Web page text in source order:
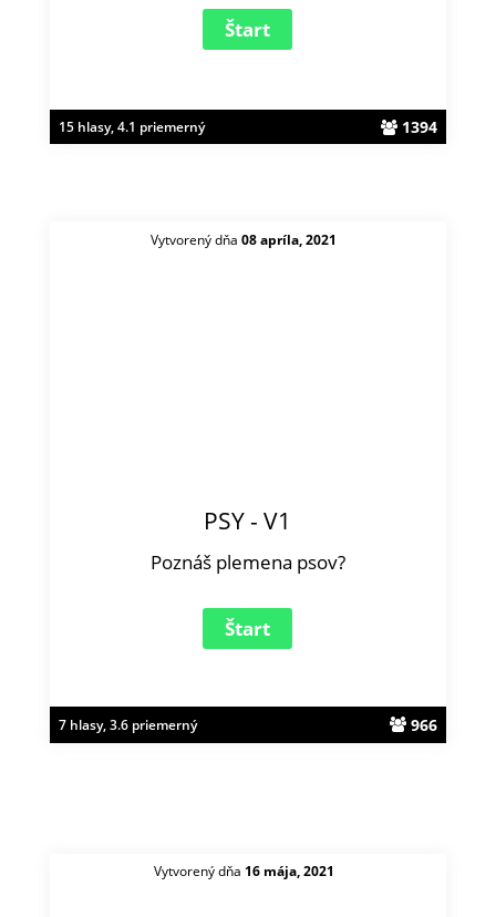
15 hlasy, 4.1 priemerný 1394
7 hlasy, 3.6 priemerný 966
Vytvorený dňa08 apríla, 2021
PSY - V1
Poznáš plemena psov?
Vytvorený dňa 16 mája, 2021